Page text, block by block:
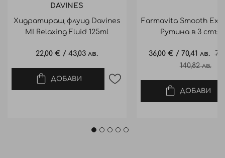
DAVINES
Хидратиращ флуид Davines
MI Relaxing Fluid 125ml
22,00 € /43,03 лв.
ДОБАВИ
Farmavita Smooth
Рутина в 3
Промо
36,00 € / 70,41 лв.
140,82 лв.
ДОБАВИ